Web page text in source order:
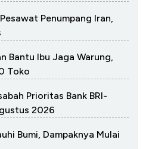
Penumpang Iran,
Bantu Ibu Jaga Warung,
Toko
Prioritas Bank BRI-
2026
Bumi, Dampaknya Mulai